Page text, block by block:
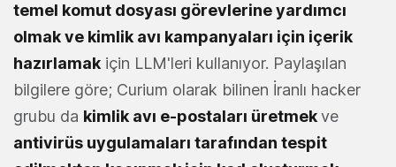
temel komut dosyası görevlerine yardımcı
olmak ve kimlik avı kampanyaları için içerik
hazırlamak için LLM'leri kullanıyor. Paylaşılan
bilgilere göre; Curium olarak bilinen İranlı hacker
grubu da kimlik avı e-postaları üretmekve
antivirüs uygulamaları tarafından tespit